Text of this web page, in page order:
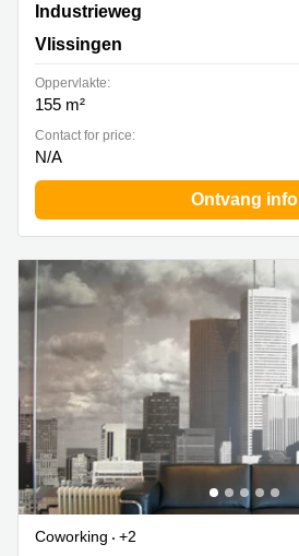
Industrieweg 3, Vlissingen
Industrieweg
Vlissingen
Oppervlakte:
155 m²
Contact for price:
N/A
Ontvang info
Coworking
+2